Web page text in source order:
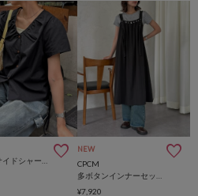
NEW
CPCM
¥7,920